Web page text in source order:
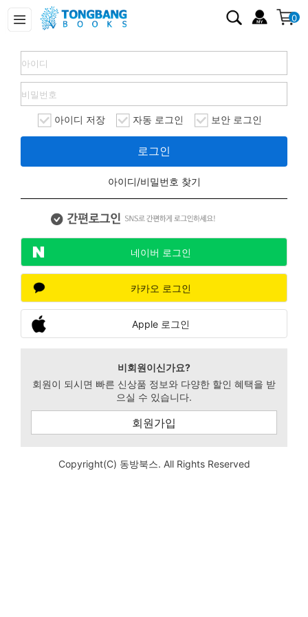
0
아이디 저장 자동 로그인 보안 로그인
로그인
아이디/비밀번호 찾기
네이버 로그인
카카오 로그인
Apple 로그인
비회원이신가요?
회원이 되시면 빠른 신상품 정보와 다양한 할인 혜택을 받
으실 수 있습니다.
회원가입
Copyright(C) 동방북스. All Rights Reserved